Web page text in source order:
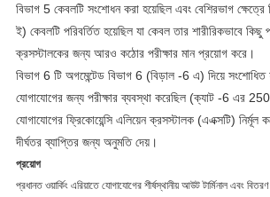
বিভাগ 5 কেবলটি সংশোধন করা হয়েছিল এবং বেশিরভাগ
ই) কেবলটি পরিবর্তিত হয়েছিল যা কেবল তার শারীরিকভাবে কিছু
ক্রসস্টালকের জন্য আরও কঠোর পরীক্ষার মান প্রয়োগ করে।
বিভাগ 6 টি অগমেন্টেড বিভাগ 6 (বিড়াল -6 এ) দিয়ে সংশোধিত
যোগাযোগের জন্য পরীক্ষার ব্যবস্থা করেছিল (ক্যাট -6 এর 250
যোগাযোগের ফ্রিকোয়েন্সি এলিয়েন ক্রসস্টালক (এএক্সটি) নির্মূল
দীর্ঘতর ব্যাপ্তির জন্য অনুমতি দেয়।
প্রয়োগ
প্রধানত ওয়ার্কিং এরিয়াতে যোগাযোগের শীর্ষস্থানীয় আউট টার্মিনাল এবং